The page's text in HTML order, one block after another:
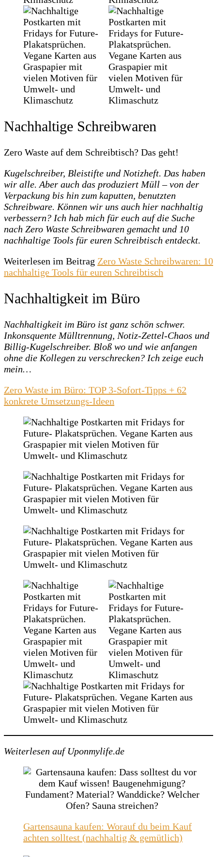
Nachhaltige Schreibwaren
Zero Waste auf dem Schreibtisch? Das geht!
Kugelschreiber, Bleistifte und Notizheft. Das haben
wir alle. Aber auch das produziert Müll – von der
Verpackung bis hin zum kaputten, benutzten
Schreibware. Können wir uns auch hier nachhaltig
verbessern? Ich hab mich für euch auf die Suche
nach Zero Waste Schreibwaren gemacht und 10
nachhaltige Tools für euren Schreibtisch entdeckt.
Weiterlesen im Beitrag Zero Waste Schreibwaren: 10
nachhaltige Tools für euren Schreibtisch
Nachhaltigkeit im Büro
Nachhaltigkeit im Büro ist ganz schön schwer.
Inkonsquente Mülltrennung, Notiz-Zettel-Chaos und
Billig-Kugelschreiber. Bloß wo und wie anfangen
ohne die Kollegen zu verschrecken? Ich zeige euch
mein…
Zero Waste im Büro: TOP 3-Sofort-Tipps + 62
konkrete Umsetzungs-Ideen
Weiterlesen auf Uponmylife.de
Gartensauna kaufen: Worauf du beim Kauf
achten solltest (nachhaltig & gemütlich)